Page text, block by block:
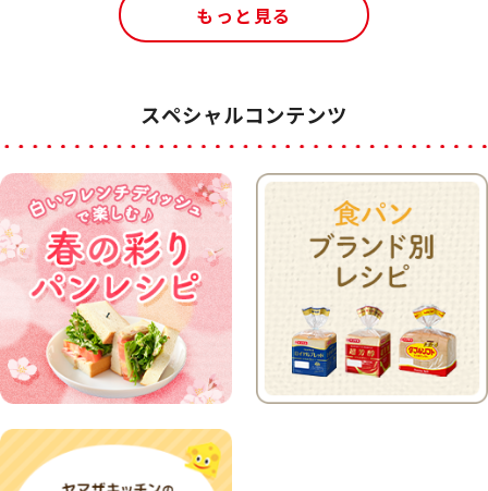
もっと見る
スペシャルコンテンツ